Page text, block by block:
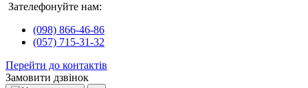
Зателефонуйте нам:
(098) 866-46-86
(057) 715-31-32
Перейти до контактів
Замовити дзвінок